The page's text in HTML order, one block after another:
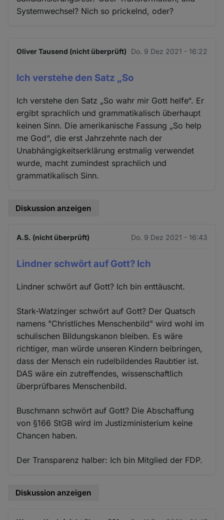
Systemwechsel? Nich so prickelnd, oder?
Oliver Tausend (nicht überprüft) Do. 9 Dez 2021 - 16:22
Ich verstehe den Satz „So
Ich verstehe den Satz „So wahr mir Gott helfe“. Er
ergibt sprachlich und grammatikalisch überhaupt
keinen Sinn. Die amerikanische Fassung „So help
me God“, die erst Jahrzehnte nach der
Unabhängigkeitserklärung erstmalig verwendet
wurde, macht zumindest sprachlich und
grammatikalisch Sinn.
Diskussion anzeigen
A.S. (nicht überprüft) Do. 9 Dez 2021 - 16:43
Lindner schwört auf Gott? Ich
Lindner schwört auf Gott? Ich bin enttäuscht.
Stark-Watzinger schwört auf Gott? Der Quatsch
namens "Christliches Menschenbild" wird wohl im
schulischen Bildungskanon bleiben. Es wäre
richtiger, man würde unseren Kindern beibringen,
dass der Mensch ein rudelbildendes Raubtier ist.
DAS wäre ein zutreffendes, wissenschaftlich
überprüfbares Menschenbild.
Buschmann schwört auf Gott? Die Abschaffung
von §166 StGB wird im Justizministerium keine
Chancen haben.
Der Transparenz halber: Ich bin Mitglied der FDP.
Diskussion anzeigen